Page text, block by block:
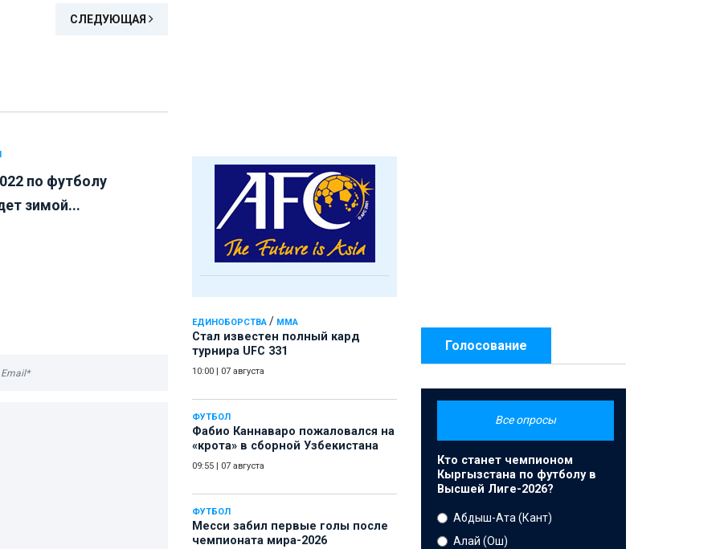
ЕДИНОБОРСТВА / ММА
Стал известен полный кард
турнира UFC 331
10:00 07 августа
ФУТБОЛ
Фабио Каннаваро пожаловался на
«крота» в сборной Узбекистана
09:55 07 августа
ФУТБОЛ
Месси забил первые голы после
чемпионата мира-2026
СЛЕДУЮЩАЯ
по футболу
зимой...
Голосование
Все опросы
Кто станет чемпионом
Кыргызстана по футболу в
Высшей Лиге-2026?
Абдыш-Ата (Кант)
Алай (Ош)